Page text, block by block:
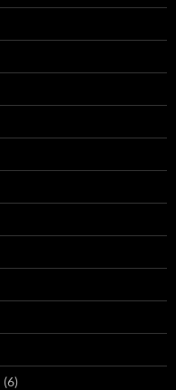
(6)